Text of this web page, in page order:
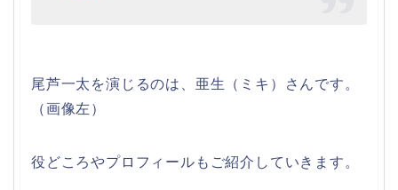
尾芦一太を演じるのは、亜生（ミキ）さんです。
（画像左）
役どころやプロフィールもご紹介していきます。